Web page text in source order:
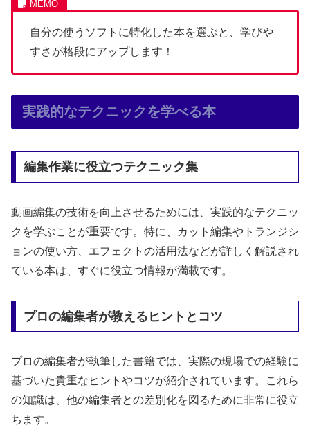
自分の使うソフトに特化した本を選ぶと、学びや
すさが格段にアップします！
実践的なテクニックを学べる本
編集作業に役立つテクニック集
動画編集の技術を向上させるためには、実践的なテクニッ
クを学ぶことが重要です。特に、カット編集やトランジシ
ョンの使い方、エフェクトの活用法などが詳しく解説され
ている本は、すぐに役立つ情報が満載です。
プロの編集者が教えるヒントとコツ
プロの編集者が執筆した書籍では、実際の現場での経験に
基づいた貴重なヒントやコツが紹介されています。これら
の知識は、他の編集者との差別化を図るために非常に役立
ちます。